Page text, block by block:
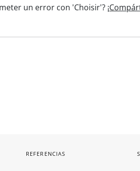
un error con 'Choisir'?
REFERENCIAS